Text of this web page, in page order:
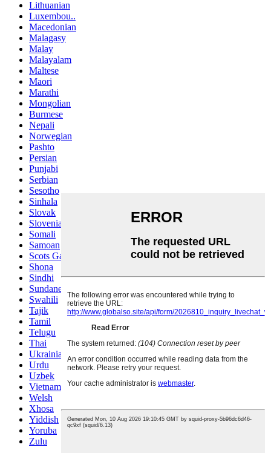
Lithuanian
Luxembou..
Macedonian
Malagasy
Malay
Malayalam
Maltese
Maori
Marathi
Mongolian
Burmese
Nepali
Norwegian
Pashto
Persian
Punjabi
Serbian
Sesotho
Sinhala
Slovak
Slovenian
Somali
Samoan
Scots Gaelic
Shona
Sindhi
Sundanese
Swahili
Tajik
Tamil
Telugu
Thai
Ukrainian
Urdu
Uzbek
Vietnamese
Welsh
Xhosa
Yiddish
Yoruba
Zulu